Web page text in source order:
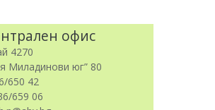
офис
4270
Миладинови юг” 80
650 42
659 06